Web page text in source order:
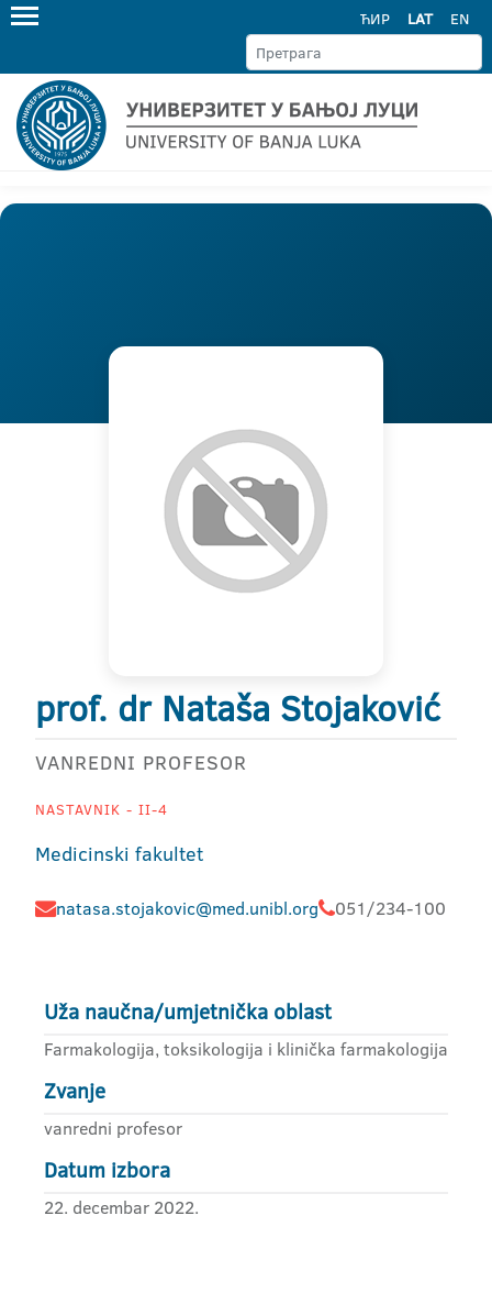
ЋИР LAT EN
prof. dr Nataša Stojaković
VANREDNI PROFESOR
NASTAVNIK - II-4
Medicinski fakultet
natasa.stojakovic@med.unibl.org 051/234-100
Uža naučna/umjetnička oblast
Farmakologija, toksikologija i klinička farmakologija
Zvanje
vanredni profesor
Datum izbora
22. decembar 2022.